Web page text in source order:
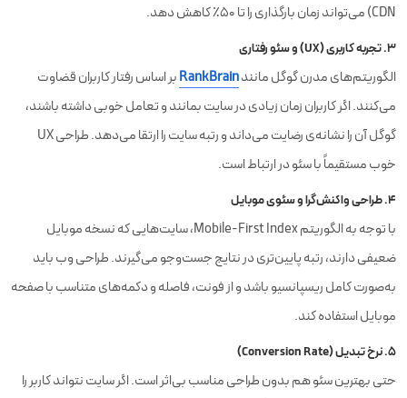
CDN) می‌تواند زمان بارگذاری را تا ۵۰٪ کاهش دهد.
۳. تجربه کاربری (UX) و سئو رفتاری
الگوریتم‌های مدرن گوگل مانندRankBrainبر اساس رفتار کاربران قضاوت
می‌کنند. اگر کاربران زمان زیادی در سایت بمانند و تعامل خوبی داشته باشند،
گوگل آن را نشانه‌ی رضایت می‌داند و رتبه سایت را ارتقا می‌دهد. طراحی UX
خوب مستقیماً با سئو در ارتباط است.
۴. طراحی واکنش‌گرا و سئوی موبایل
با توجه به الگوریتم Mobile-First Index، سایت‌هایی که نسخه موبایل
ضعیفی دارند، رتبه پایین‌تری در نتایج جست‌وجو می‌گیرند. طراحی وب باید
به‌صورت کامل ریسپانسیو باشد و از فونت، فاصله و دکمه‌های متناسب با صفحه
موبایل استفاده کند.
۵. نرخ تبدیل (Conversion Rate)
حتی بهترین سئو هم بدون طراحی مناسب بی‌اثر است. اگر سایت نتواند کاربر را